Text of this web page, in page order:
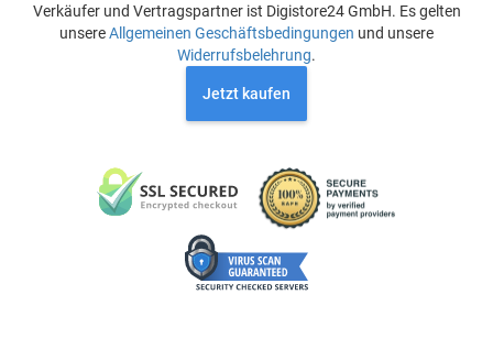
Verkäufer und Vertragspartner ist Digistore24 GmbH. Es gelten
unsereAllgemeinen Geschäftsbedingungen und unsere
Widerrufsbelehrung.
Jetzt kaufen